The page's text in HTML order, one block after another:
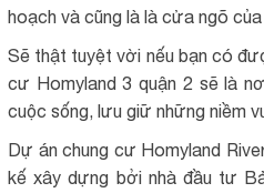
hoạch và cũng là là cửa ngõ
Sẽ thật tuyệt vời nếu bạn có
cư Homyland 3 quận 2 sẽ là
cuộc sống, lưu giữ những niềm
Dự án chung cư Homyland
kế xây dựng bởi nhà đầu tư